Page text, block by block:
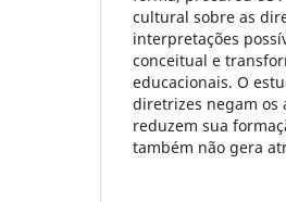
cultural sobre as
interpretações
conceitual e
educacionais. O
diretrizes negam os
reduzem sua
também não gera